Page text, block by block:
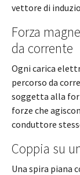
vettore di
Forza
da corrente
Ogni carica
percorso da
soggetta alla
forze che
conduttore
Coppia su
Una spira piana